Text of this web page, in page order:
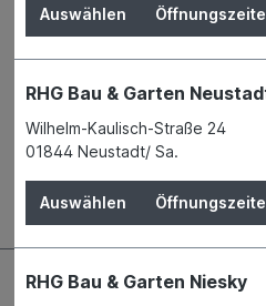
Anschrift
E-Mail
Auswählen
RHG Bau & Garten
Wilhelm-Kaulisch-Straße 24
01844 Neustadt/ Sa.
Auswählen
RHG Bau & Garten Niesky